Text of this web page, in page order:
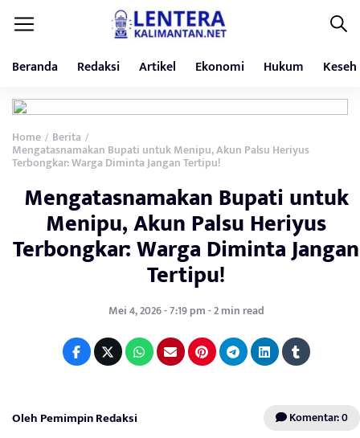
Beranda Redaksi Artikel Ekonomi Hukum
Home / Berita /
Mengatasnamakan Bupati untuk Menipu, Akun Palsu Heriyus
Terbongkar: Warga Diminta Jangan Tertipu!
Mengatasnamakan Bupati untuk
Menipu, Akun Palsu Heriyus
Terbongkar: Warga Diminta Jangan
Tertipu!
Mei 4, 2026 - 7:19 pm - 2 min read
Oleh Pemimpin Redaksi Komentar: 0